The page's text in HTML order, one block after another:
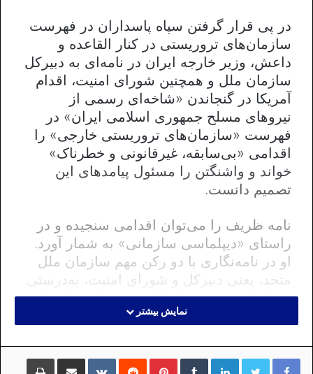
در پی قرار گرفتن سپاه پاسداران در فهرست
سازمان‌های تروریستی در کنار القاعده و
داعش، وزیر خارجه ایران در نامه‌ای به دبیرکل
سازمان ملل و همچنین شورای امنیت، اقدام
آمریکا در گنجاندن «شاخه‌ای رسمی از
نیروهای مسلح جمهوری اسلامی ایران» در
فهرست «سازمان‌های تروریستی خارجی» را
اقدامی «بی‌سابقه، غیرقانونی و خطرناک»
خواند و واشنگتن را مسئول پیامدهای این
تصمیم دانست.
نامه ظریف را می‌توان اقدامی سنجیده و در
راستای «دیپلماسی سازمانی» به شمار آورد.
او در نامه‌نگاری با دو رکن مهم سازمان ملل
متحد، یعنی دبیرکل و شورای امنیت، به‌درستی
بر نکته‌ای دست نهاده که منشور این سازمان
اساسا برای تامین آن نوشته شده و این
است. او نوشته است که ایران این اقدام را
«خطر عمده‌ای برای صلح و امنیت منطقه‌ای و
نمایش بیشتر
لینکداینتامبلر پینتریستReddit
VKontakte
اشتراک گذاری با ایمیل چاپ